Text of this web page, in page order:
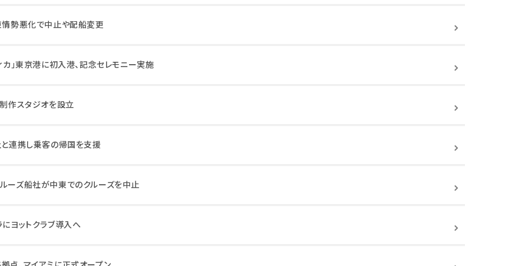
情勢悪化で中止や配船変更
カ」東京港に初入港、記念セレモニー実施
制作スタジオを設立
と連携し乗客の帰国を支援
ーズ船社が中東でのクルーズを中止
ヨットクラブ導入へ